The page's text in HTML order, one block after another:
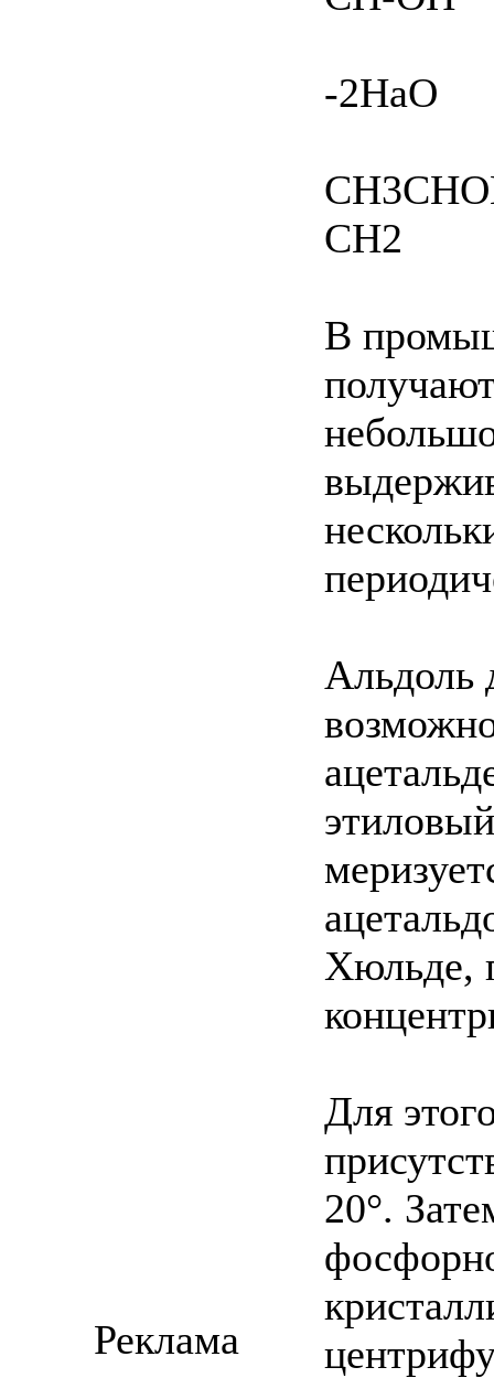
-2НаО
CH2
В
Альдоль
Хюльде,
Для
20°.
Реклама